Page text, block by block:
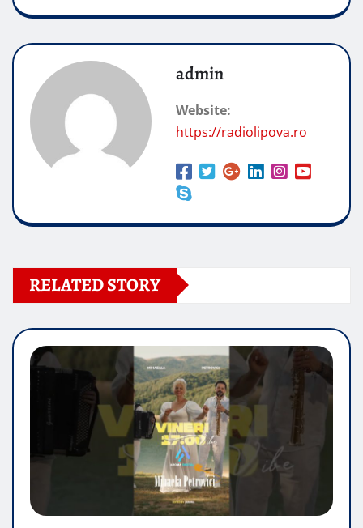
admin
Website:
https://radiolipova.ro
RELATED STORY